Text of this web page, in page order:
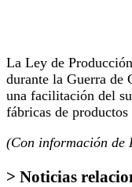
La Ley de
durante la Guerra de
una facilitación del
fábricas de productos
(Con información de
> Noticias